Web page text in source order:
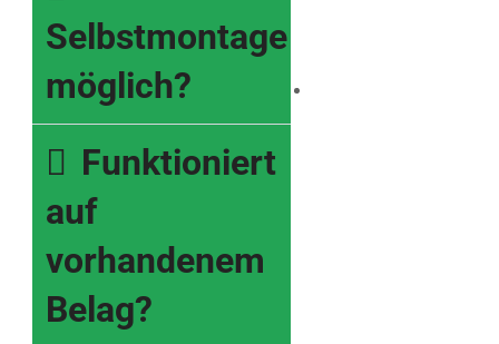
Selbstmontage
möglich?
Funktioniert
auf
vorhandenem
Belag?